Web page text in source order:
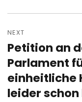
NEXT
Next
post:
Petition an
Parlament
einheitliche
leider